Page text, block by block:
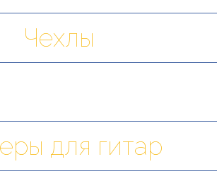
Чехлы
для гитар